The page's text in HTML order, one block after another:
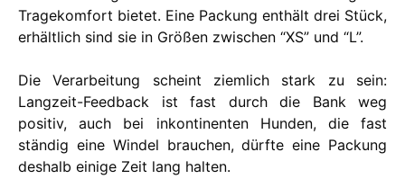
Tragekomfort bietet. Eine Packung enthält drei Stück,
erhältlich sind sie in Größen zwischen “XS” und “L”.
Die Verarbeitung scheint ziemlich stark zu sein:
Langzeit-Feedback ist fast durch die Bank weg
positiv, auch bei inkontinenten Hunden, die fast
ständig eine Windel brauchen, dürfte eine Packung
deshalb einige Zeit lang halten.